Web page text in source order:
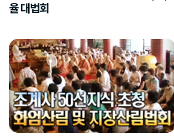
율 대법회